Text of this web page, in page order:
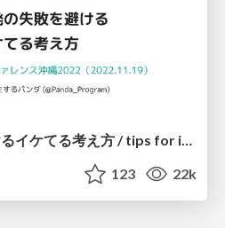
個人開発の失敗を避けるイケてる考え方 / tips for indie hackers
123 22k